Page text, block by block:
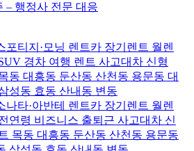
– 행정사 전문 대응
포티지·모닝 렌트카 장기렌트 월렌
경차 여행 렌트 사고대차 신형
동 대흥동 둔산동 산천동 용문동 대
성동 효동 산내동 변동
나타·아반테 렌트카 장기렌트 월렌
연령 비즈니스 출퇴근 사고대차 신
목동 대흥동 둔산동 산천동 용문동